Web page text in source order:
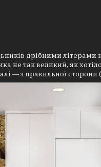
дрібними
не так великий, як
— з правильної